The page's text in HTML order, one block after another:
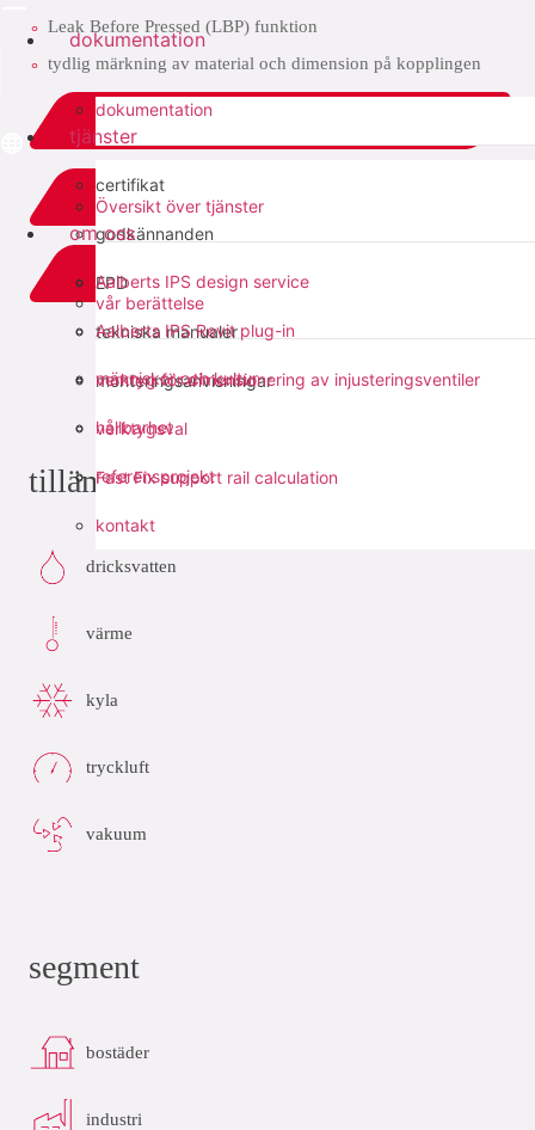
dokumentation
dokumentation
certifikat
godkännanden
EPD
tekniska manualer
monteringsanvisningar
tjänster
Översikt över tjänster
Aalberts IPS design service
Aalberts IPS Revit plug-in
verktyg för dimensionering av injusteringsventiler
verktygsval
Fast Fix support rail calculation
om oss
vår berättelse
människor och kultur
hållbarhet
referensprojekt
kontakt
Leak Before Pressed (LBP) funktion
tydlig märkning av material och dimension på kopplingen
relaterat
add to list
dela med sig:
tillämpningar
dricksvatten
värme
kyla
tryckluft
vakuum
segment
bostäder
industri